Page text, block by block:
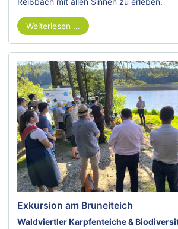
Weiterlesen …
Exkursion am Bruneiteich
Waldviertler Karpfenteiche &